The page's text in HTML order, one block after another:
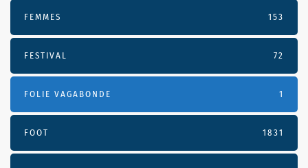
FEMMES 153
FESTIVAL 72
FOLIE VAGABONDE 1
FOOT 1831